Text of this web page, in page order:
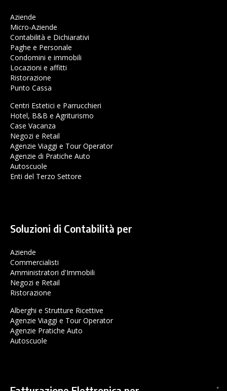
Aziende
Micro-Aziende
Contabilità e Dichiarativi
Paghe e Personale
Condomini e immobili
Locazioni e affitti
Ristorazione
Punto Cassa
Centri Estetici e Parrucchieri
Hotel, B&B e Agriturismo
Case Vacanza
Negozi e Retail
Agenzie Viaggi e Tour Operator
Agenzie di Pratiche Auto
Autoscuole
Enti del Terzo Settore
Soluzioni di Contabilità per
Aziende
Commercialisti
Amministratori d'Immobili
Negozi e Retail
Ristorazione
Alberghi e Strutture Ricettive
Agenzie Viaggi e Tour Operator
Agenzie Pratiche Auto
Autoscuole